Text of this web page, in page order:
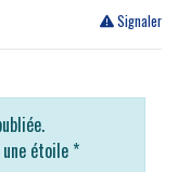
Signaler
étoile *